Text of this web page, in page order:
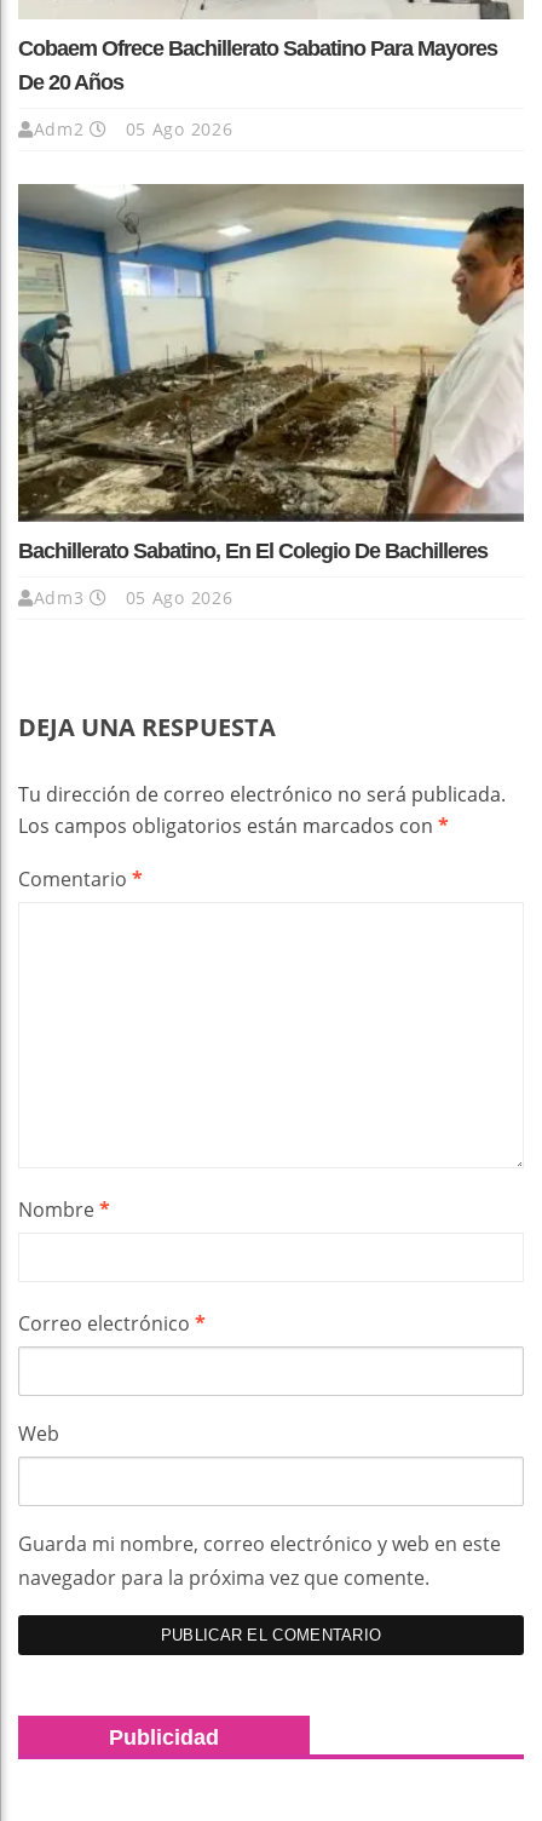
Cobaem Ofrece Bachillerato Sabatino Para Mayores
De 20 Años
Adm2 05 Ago 2026
Bachillerato Sabatino, En El Colegio De Bachilleres
Adm3 05 Ago 2026
DEJA UNA RESPUESTA
Tu dirección de correo electrónico no será publicada.
Los campos obligatorios están marcados con *
Comentario *
Nombre*
Correo electrónico *
Web
Guarda mi nombre, correo electrónico y web en este
navegador para la próxima vez que comente.
Publicidad